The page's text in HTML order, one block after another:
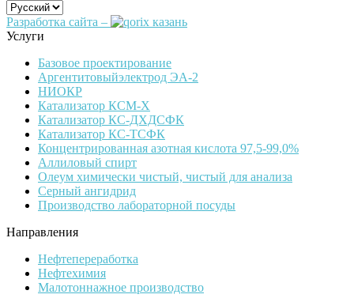
Разработка сайта –
Услуги
Базовое проектирование
Аргентитовыйэлектрод ЭА-2
НИОКР
Катализатор КСМ-Х
Катализатор КС-ДХДСФК
Катализатор КС-ТСФК
Концентрированная азотная кислота 97,5-99,0%
Аллиловый спирт
Олеум химически чистый, чистый для анализа
Серный ангидрид
Производство лабораторной посуды
Направления
Нефтепереработка
Нефтехимия
Малотоннажное производство